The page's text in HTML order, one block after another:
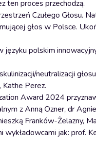
ten proces przechodzą.
Czułego Głosu.
głos w Polsce.
polskim
neutralizacji
Kathe Perez.
Award 2024
z Anną Ozner, dr
Franków-Żelazny,
jak: prof.